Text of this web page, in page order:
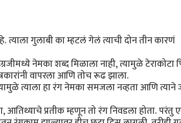
गुलाबी का म्हटलं गेलं त्याची दोन तीन कारणं
नेमका शब्द मिळाला नाही, त्यामुळे टेराकोटा
वापरला आणि तोच रूढ झाला.
त्याला हा रंग नेमका समजला नव्हता आणि त्याने
प्रतीक म्हणून तो रंग निवडला होता. परंतु